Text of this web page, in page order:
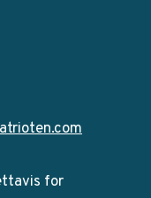
for